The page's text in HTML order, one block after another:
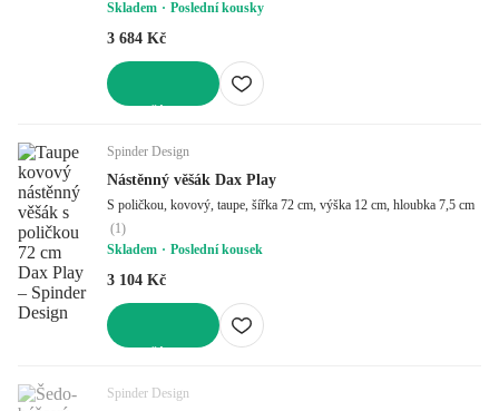
Skladem Poslední kousky
3 684 Kč
Spinder Design
Nástěnný věšák Dax Play
S poličkou, kovový, taupe, šířka 72 cm, výška 12 cm, hloubka 7,5 cm
(1)
Skladem
Poslední kousek
3 104 Kč
Spinder Design